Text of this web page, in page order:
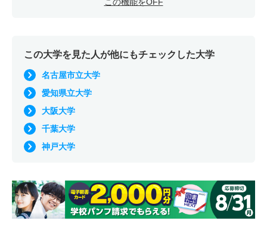
この大学を見た人が他にもチェックした大学
名古屋市立大学
愛知県立大学
大阪大学
千葉大学
神戸大学